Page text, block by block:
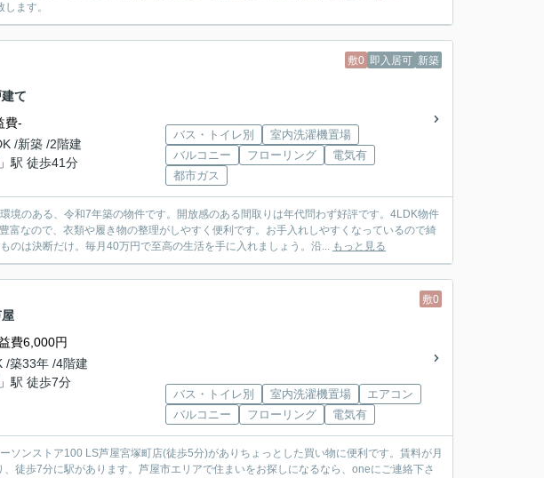
ます。
敷0 即入居可 新築
て
費-
/新築 /2階建
」駅 徒歩41分
バス・トイレ別
室内洗濯機置場
バルコニー
フローリング
電気有
都市ガス
境のある、令和7年築の物件です。開放感のある間取りは年代問わず好評です。4LDK物件
富なので、衣類や履き物の整理がしやすく便利です。お手入れしやすくなっているので綺
のは決断だけ。毎月40万円で至高の生活を手に入れましょう。沿... もっと見る
敷0
費6,000円
/築33年 /4階建
」駅 徒歩7分
バス・トイレ別 室内洗濯機置場
エアコン
バルコニー
フローリング 電気有
ソンストア100 LS芦屋宮塚町店(徒歩5分)がありちょっとした買い物に便利です。賃料が月
徒歩7分に駅があります。芦屋市エリアで住まいをお探しになるなら、oneにご連絡下さ